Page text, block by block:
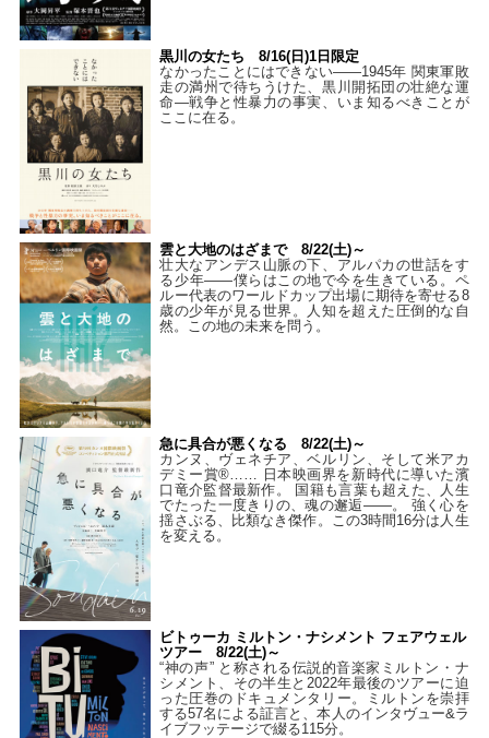
黒川の女たち 8/16(日)1日限定
なかったことにはできない——1945年 関東軍敗
走の満州で待ちうけた、黒川開拓団の壮絶な運
命―戦争と性暴力の事実、いま知るべきことが
ここに在る。
雲と大地のはざまで 8/22(土)～
壮大なアンデス山脈の下、アルパカの世話をす
る少年――僕らはこの地で今を生きている。ペ
ルー代表のワールドカップ出場に期待を寄せる8
歳の少年が見る世界。人知を超えた圧倒的な自
然。この地の未来を問う。
急に具合が悪くなる 8/22(土)～
カンヌ、ヴェネチア、ベルリン、そして米アカ
デミー賞®…… 日本映画界を新時代に導いた濱
口竜介監督最新作。 国籍も言葉も超えた、人生
でたった一度きりの、魂の邂逅――。 強く心を
揺さぶる、比類なき傑作。この3時間16分は人生
を変える。
ビトゥーカ ミルトン・ナシメント フェアウェル
ツアー 8/22(土)～
“神の声” と称される伝説的音楽家ミルトン・ナ
シメント、その半生と2022年最後のツアーに迫
った圧巻のドキュメンタリー。ミルトンを崇拝
する57名による証言と、本人のインタヴュー&ラ
イブフッテージで綴る115分。